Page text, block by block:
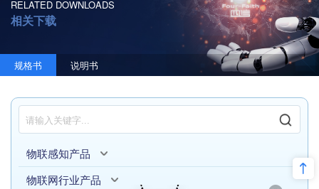
RELATED DOWNLOADS
相关下载
规格书 说明书
物联感知产品
物联网行业产品